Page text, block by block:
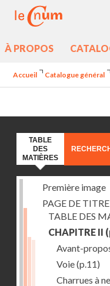
À PROPOS
Accueil Catalogue général
TABLE
DES
MATIÈRES
Première image
PAGE DE TITRE
TABLE DES
CHAPITRE II
Avant-
Voie(p.11)
Charrues à